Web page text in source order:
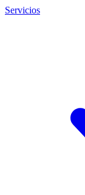
Servicios